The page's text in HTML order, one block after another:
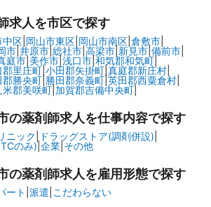
求人を市区で探す
中区| 岡山市東区| 岡山市南区| 倉敷市|
市| 井原市| 総社市| 高梁市| 新見市| 備前市|
庭市| 美作市| 浅口市| 和気郡和気町|
郡里庄町| 小田郡矢掛町| 真庭郡新庄村|
郡勝央町|勝田郡奈義町|英田郡西粟倉村|
米郡美咲町| 加賀郡吉備中央町|
の薬剤師求人を仕事内容で探す
ニック ドラッグストア(調剤併設)
のみ)| 企業| その他
の薬剤師求人を雇用形態で探す
ート 派遣 こだわらない